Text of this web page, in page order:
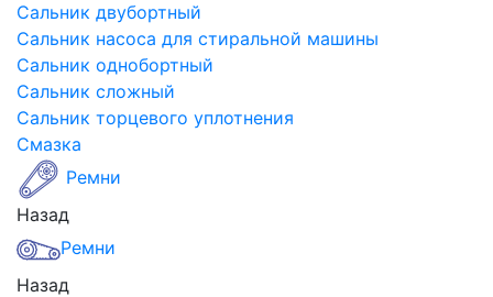
Сальник двубортный
Сальник насоса для стиральной машины
Сальник однобортный
Сальник сложный
Сальник торцевого уплотнения
Смазка
Ремни
Назад
Ремни
Назад